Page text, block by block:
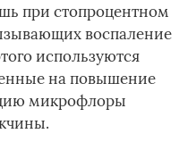
при стопроцентном
воспаление
используются
на повышение
микрофлоры